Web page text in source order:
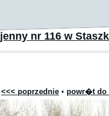
nr 116 w
<<< poprzednie • powr�t do